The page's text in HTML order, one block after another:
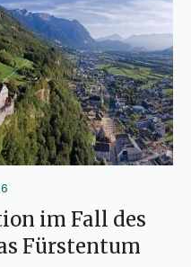
im Fall des
Fürstentum